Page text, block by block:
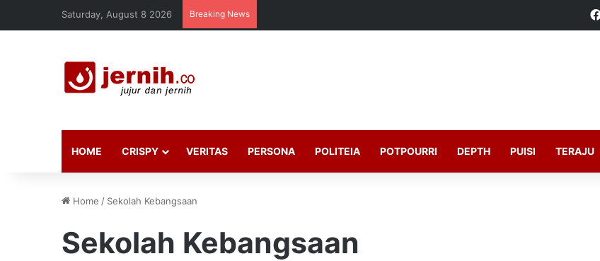
Saturday, August 8 2026 Breaking News
HOME CRISPY VERITAS PERSONA POLITEIA POTPOURRI DEPTH PUISI TERAJU
Home / Sekolah Kebangsaan
Sekolah Kebangsaan